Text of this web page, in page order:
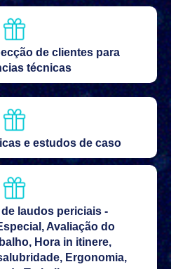
de clientes para
técnicas
e estudos de caso
laudos periciais -
Avaliação do
Hora in itinere,
Ergonomia,